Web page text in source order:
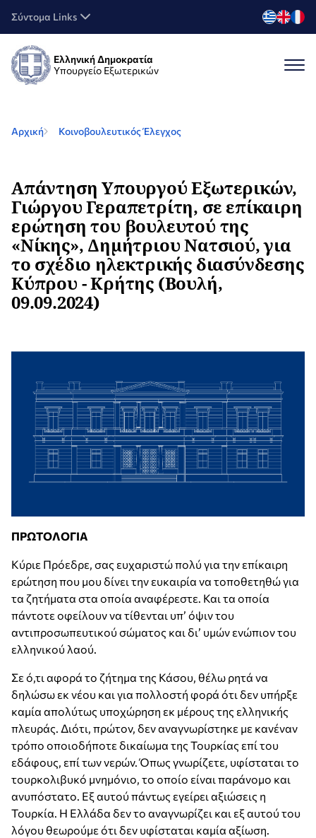
Σύντομα Links
Ελληνική Δημοκρατία
Υπουργείο Εξωτερικών
Αρχική Κοινοβουλευτικός Έλεγχος
Απάντηση Υπουργού Εξωτερικών,
Γιώργου Γεραπετρίτη, σε επίκαιρη
ερώτηση του βουλευτού της
«Νίκης», Δημήτριου Νατσιού, για
το σχέδιο ηλεκτρικής διασύνδεσης
Κύπρου - Κρήτης (Βουλή,
09.09.2024)
ΠΡΩΤΟΛΟΓΙΑ
Κύριε Πρόεδρε, σας ευχαριστώ πολύ για την επίκαιρη
ερώτηση που μου δίνει την ευκαιρία να τοποθετηθώ για
τα ζητήματα στα οποία αναφέρεστε. Και τα οποία
πάντοτε οφείλουν να τίθενται υπ’ όψιν του
αντιπροσωπευτικού σώματος και δι’ υμών ενώπιον του
ελληνικού λαού.
Σε ό,τι αφορά το ζήτημα της Κάσου, θέλω ρητά να
δηλώσω εκ νέου και για πολλοστή φορά ότι δεν υπήρξε
καμία απολύτως υποχώρηση εκ μέρους της ελληνικής
πλευράς. Διότι, πρώτον, δεν αναγνωρίστηκε με κανέναν
τρόπο οποιοδήποτε δικαίωμα της Τουρκίας επί του
εδάφους, επί των νερών. Όπως γνωρίζετε, υφίσταται το
τουρκολιβυκό μνημόνιο, το οποίο είναι παράνομο και
ανυπόστατο. Εξ αυτού πάντως εγείρει αξιώσεις η
Τουρκία. Η Ελλάδα δεν το αναγνωρίζει και εξ αυτού του
λόγου θεωρούμε ότι δεν υφίσταται καμία αξίωση.